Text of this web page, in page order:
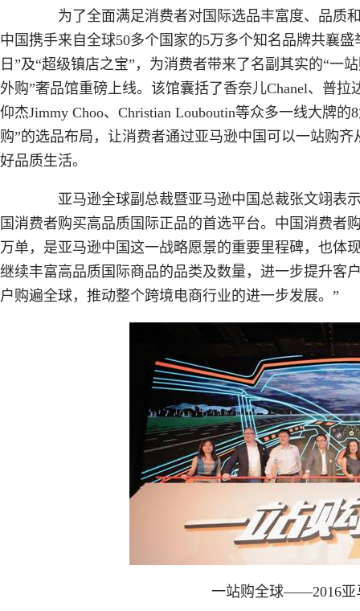
为了全面满足消费者对国际选品丰富度、品质和
中国携手来自全球50多个国家的5万多个知名品牌共襄
日”及“超级镇店之宝”，为消费者带来了名副其实的“一
外购”奢品馆重磅上线。该馆囊括了香奈儿Chanel、普拉
仰杰Jimmy Choo、Christian Louboutin等众多一线大牌
购”的选品布局，让消费者通过亚马逊中国可以一站购
好品质生活。
亚马逊全球副总裁暨亚马逊中国总裁张文翊表
国消费者购买高品质国际正品的首选平台。中国消费者
万单，是亚马逊中国这一战略愿景的重要里程碑，也体
继续丰富高品质国际商品的品类及数量，进一步提升客
户购遍全球，推动整个跨境电商行业的进一步发展。”
一站购全球——2016亚